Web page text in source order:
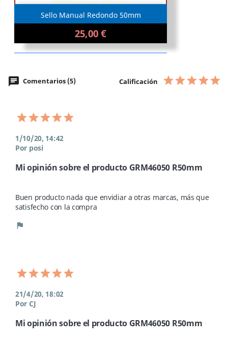
Sello Manual Redondo 50mm
25,00 €
chat Comentarios (5) Calificación
1/10/20, 14:42
Por posi
Mi opinión sobre el producto GRM46050 R50mm
Buen producto nada que envidiar a otras marcas, más que
satisfecho con la compra
flag
21/4/20, 18:02
Por CJ
Mi opinión sobre el producto GRM46050 R50mm